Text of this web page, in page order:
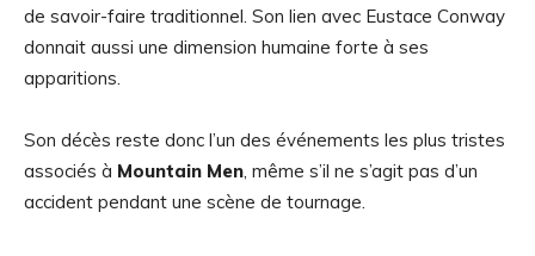
de savoir-faire traditionnel. Son lien avec Eustace Conway
donnait aussi une dimension humaine forte à ses
apparitions.
Son décès reste donc l’un des événements les plus tristes
associés à Mountain Men, même s’il ne s’agit pas d’un
accident pendant une scène de tournage.